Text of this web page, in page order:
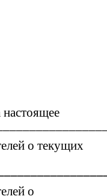
о текущих
о